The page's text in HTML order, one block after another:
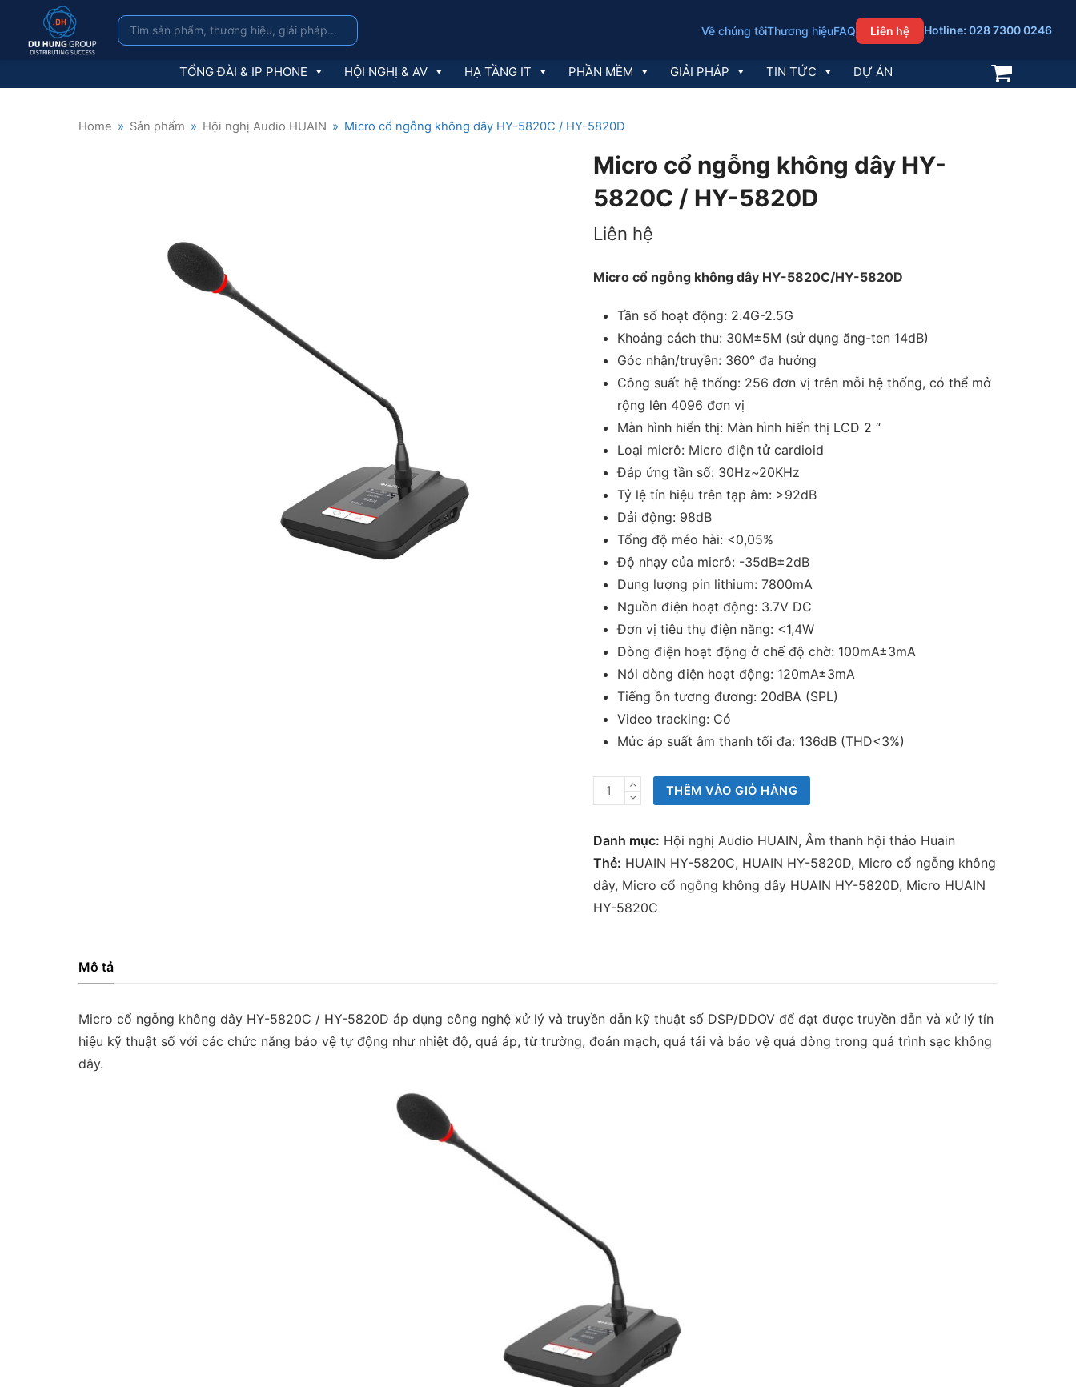
Về chúng tôiThương hiệuFAQ Liên hệ Hotline: 028 7300 0246
TỔNG ĐÀI & IP PHONE HỘI NGHỊ & AV HẠ TẦNG IT PHẦN MỀM GIẢI PHÁP TIN TỨC DỰ ÁN
Home » Sản phẩm » Hội nghị Audio HUAIN » Micro cổ ngỗng không dây HY-5820C / HY-5820D
Micro cổ ngỗng không dây HY-
5820C / HY-5820D
Liên hệ
Micro cổ ngỗng không dây HY-5820C/HY-5820D
Tần số hoạt động: 2.4G-2.5G
Khoảng cách thu: 30M±5M (sử dụng ăng-ten 14dB)
Góc nhận/truyền: 360° đa hướng
Công suất hệ thống: 256 đơn vị trên mỗi hệ thống, có thể mở
rộng lên 4096 đơn vị
Màn hình hiển thị: Màn hình hiển thị LCD 2 “
Loại micrô: Micro điện tử cardioid
Đáp ứng tần số: 30Hz~20KHz
Tỷ lệ tín hiệu trên tạp âm: >92dB
Dải động: 98dB
Tổng độ méo hài: <0,05%
Độ nhạy của micrô: -35dB±2dB
Dung lượng pin lithium: 7800mA
Nguồn điện hoạt động: 3.7V DC
Đơn vị tiêu thụ điện năng: <1,4W
Dòng điện hoạt động ở chế độ chờ: 100mA±3mA
Nói dòng điện hoạt động: 120mA±3mA
Tiếng ồn tương đương: 20dBA (SPL)
Video tracking: Có
Mức áp suất âm thanh tối đa: 136dB (THD<3%)
Micro
cổ
ngỗng
không
dây
HY-
số
lượng
THÊM VÀO GIỎ HÀNG
Danh mục: Hội nghị Audio HUAIN, Âm thanh hội thảo Huain
Thẻ: HUAIN HY-5820C, HUAIN HY-5820D, Micro cổ ngỗng không
dây, Micro cổ ngỗng không dây HUAIN HY-5820D, Micro HUAIN
HY-5820C
Mô tả
Micro cổ ngỗng không dây HY-5820C / HY-5820D áp dụng công nghệ xử lý và truyền dẫn kỹ thuật số DSP/DDOV để đạt được truyền dẫn và xử lý tín
hiệu kỹ thuật số với các chức năng bảo vệ tự động như nhiệt độ, quá áp, từ trường, đoản mạch, quá tải và bảo vệ quá dòng trong quá trình sạc không
dây.